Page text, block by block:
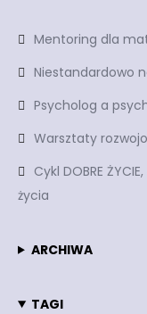
Mentoring dla
Niestandardowo
Psycholog a
Warsztaty
Cykl DOBRE
życia
ARCHIWA
TAGI